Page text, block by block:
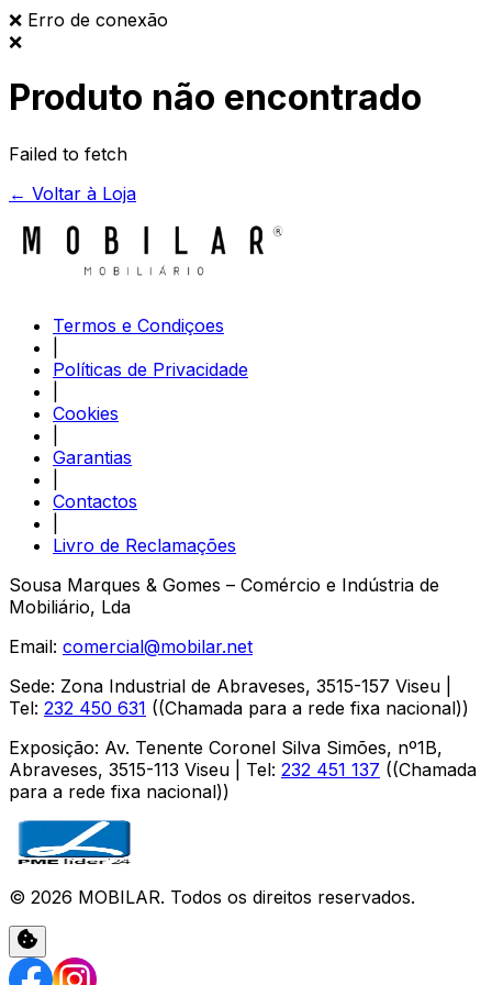
❌ Erro de conexão
❌
Produto não encontrado
Failed to fetch
← Voltar à Loja
Termos e Condiçoes
Políticas de Privacidade
Cookies
Garantias
Contactos
Livro de Reclamações
Sousa Marques & Gomes – Comércio e Indústria de
Mobiliário, Lda
Email: comercial@mobilar.net
Sede: Zona Industrial de Abraveses, 3515-157 Viseu
Tel: 232 450 631 ((Chamada para a rede fixa nacional))
Exposição: Av. Tenente Coronel Silva Simões, nº1B,
Abraveses, 3515-113 Viseu | Tel: 232 451 137 ((Chamada
para a rede fixa nacional))
© 2026 MOBILAR. Todos os direitos reservados.